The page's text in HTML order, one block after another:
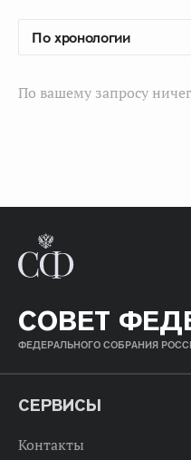
По вашему запросу
СОВЕТ
ФЕДЕРАЛЬНОГО СОБРАНИЯ
СЕРВИСЫ
Контакты